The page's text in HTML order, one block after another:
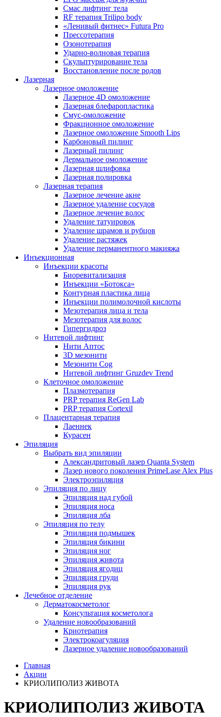
Смас лифтинг тела
RF терапия Trilipo body
«Ленивый фитнес» Futura Pro
Прессотерапия
Озонотерапия
Ударно-волновая терапия
Скульптурирование тела
Восстановление после родов
Лазерная
Лазерное омоложение
Лазерное 4D омоложение
Лазерная блефаропластика
Смус-омоложение
Фракционное омоложение
Лазерное омоложение Smooth Lips
Карбоновый пилинг
Лазерный пилинг
Дермальное омоложение
Лазерная шлифовка
Лазерная полировка
Лазерная терапия
Лазерное лечение акне
Лазерное удаление сосудов
Лазерное лечение волос
Удаление татуировок
Удаление шрамов и рубцов
Удаление растяжек
Удаление перманентного макияжа
Инъекционная
Инъекции красоты
Биоревитализация
Инъекции «Ботокса»
Контурная пластика лица
Инъекции полимолочной кислоты
Мезотерапия лица и тела
Мезотерапия для волос
Гипергидроз
Нитевой лифтинг
Нити Аптос
3D мезонити
Мезонити Cog
Нитевой лифтинг Gruzdev Trend
Клеточное омоложение
Плазмотерапия
PRP терапия ReGen Lab
PRP терапия Cortexil
Плацентарная терапия
Лаеннек
Курасен
Эпиляция
Выбрать вид эпиляции
Александритовый лазер Quanta System
Лазер нового поколения PrimeLase Alex Plus
Электроэпиляция
Эпиляция по лицу
Эпиляция над губой
Эпиляция носа
Эпиляция лба
Эпиляция по телу
Эпиляция подмышек
Эпиляция бикини
Эпиляция ног
Эпиляция живота
Эпиляция ягодиц
Эпиляция груди
Эпиляция рук
Лечебное отделение
Дерматокосметолог
Консультация косметолога
Удаление новообразований
Криотерапия
Электрокоагуляция
Лазерное удаление новообразований
Главная
Акции
КРИОЛИПОЛИЗ ЖИВОТА
КРИОЛИПОЛИЗ ЖИВОТА